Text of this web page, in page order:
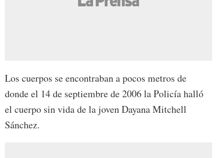
Los cuerpos se encontraban a pocos metros de
donde el 14 de septiembre de 2006 la Policía halló
el cuerpo sin vida de la joven Dayana Mitchell
Sánchez.